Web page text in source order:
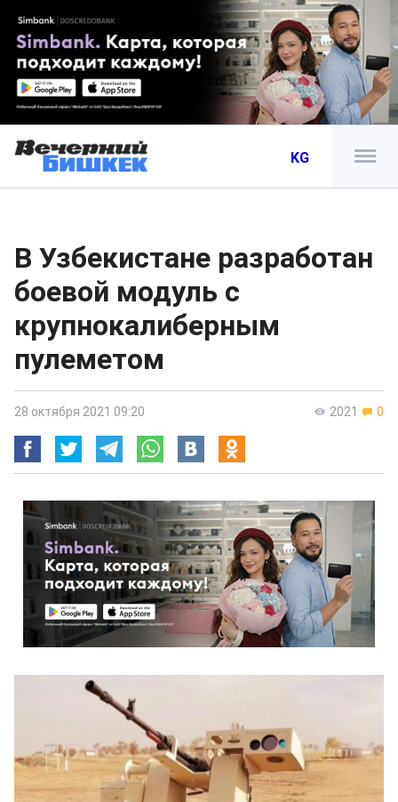
KG
В Узбекистане разработан
боевой модуль с
крупнокалиберным
пулеметом
2021 0
28 октября 2021 09:20